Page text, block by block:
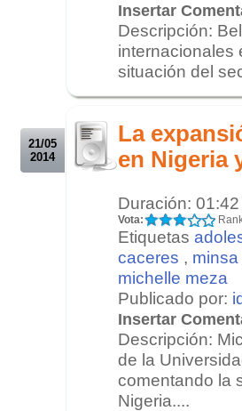
Insertar
Descripción:
internacionales
situación del
21/05
2014
La
en Nigeria
Duración:
Vota:
Etiquetas
caceres , minsa
michelle meza
Publicado por:
Insertar
Descripción:
de la
comentando la
Nigeria....